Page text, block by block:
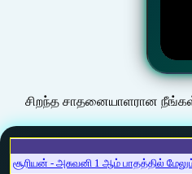
சிறந்த சாதனையாளரான நீங்கள்
சூரியன் - அசுவனி 1 ஆம் பாதத்தில்